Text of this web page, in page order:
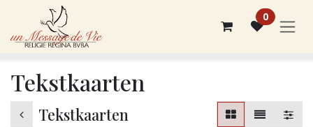
Overslaan naar inhoud
0
Tekstkaarten
Tekstkaarten